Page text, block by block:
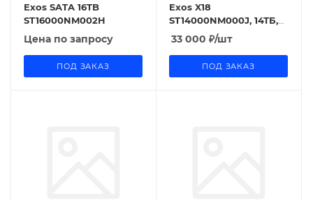
Exos SATA 16TB
ST16000NM002H
Цена по запросу
ПОД ЗАКАЗ
Exos X18
ST14000NM000J, 14ТБ,
HDD, SATA III, 3.5"
33 000 ₽/шт
ПОД ЗАКАЗ